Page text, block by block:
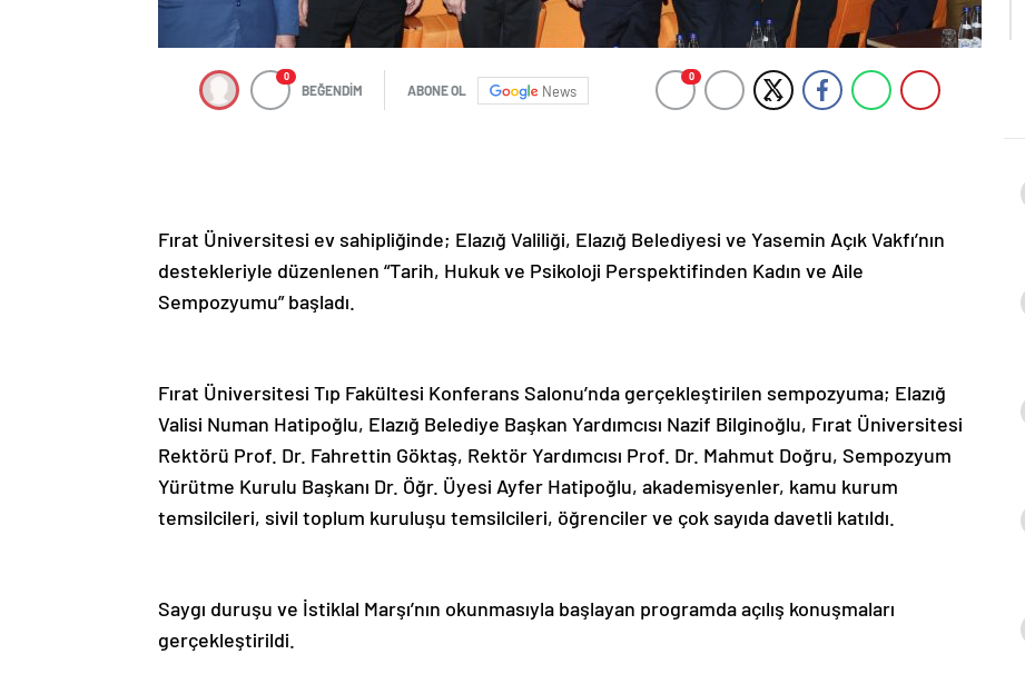
0
BEĞENDİM ABONE OL News
0
Fırat Üniversitesi ev sahipliğinde; Elazığ Valiliği, Elazığ Belediyesi ve Yasemin Açık Vakfı’nın
destekleriyle düzenlenen “Tarih, Hukuk ve Psikoloji Perspektifinden Kadın ve Aile
Sempozyumu” başladı.
Fırat Üniversitesi Tıp Fakültesi Konferans Salonu’nda gerçekleştirilen sempozyuma; Elazığ
Valisi Numan Hatipoğlu, Elazığ Belediye Başkan Yardımcısı Nazif Bilginoğlu, Fırat Üniversitesi
Rektörü Prof. Dr. Fahrettin Göktaş, Rektör Yardımcısı Prof. Dr. Mahmut Doğru, Sempozyum
Yürütme Kurulu Başkanı Dr. Öğr. Üyesi Ayfer Hatipoğlu, akademisyenler, kamu kurum
temsilcileri, sivil toplum kuruluşu temsilcileri, öğrenciler ve çok sayıda davetli katıldı.
Saygı duruşu ve İstiklal Marşı’nın okunmasıyla başlayan programda açılış konuşmaları
gerçekleştirildi.